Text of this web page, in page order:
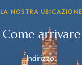
LA NOSTRA UBICAZIONE
Come arrivare
Indirizzo: